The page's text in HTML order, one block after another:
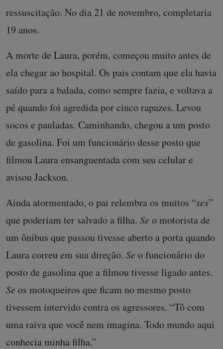
ressuscitação. No dia 21 de novembro, completaria
19 anos.
A morte de Laura, porém, começou muito antes de
ela chegar ao hospital. Os pais contam que ela havia
saído para a balada, como sempre fazia, e voltava a
pé quando foi agredida por cinco rapazes. Levou
socos e pauladas. Caminhando, chegou a um posto
de gasolina. Foi um funcionário desse posto que
filmou Laura ensanguentada com seu celular e
avisou Jackson.
Ainda atormentado, o pai relembra os muitos “ses”
que poderiam ter salvado a filha. Se o motorista de
um ônibus que passou tivesse aberto a porta quando
Laura correu em sua direção. Se o funcionário do
posto de gasolina que a filmou tivesse ligado antes.
Se os motoqueiros que ficam no mesmo posto
tivessem intervido contra os agressores. “Tô com
uma raiva que você nem imagina. Todo mundo aqui
conhecia minha filha.”